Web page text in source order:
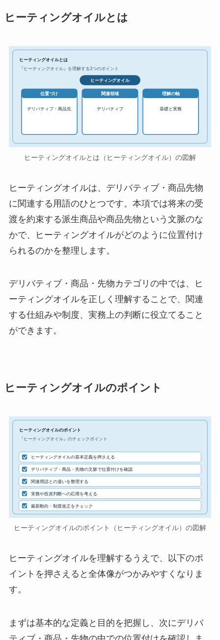
ヒーティングオイルとは
ヒーティングオイルとは
『ヒーティングオイル』を理解する3つのポイント
ヒーティングオイル
位置づけ
デリバティブ・商品先
関連領域
デリバティブ
理解の軸
基礎と実務
ヒーティングオイルとは（ヒーティングオイル）の図解
ヒーティングオイルは、デリバティブ・商品先物
に関連する用語のひとつです。本項では将来の受
渡を約束する派生商品や商品先物という文脈のな
かで、ヒーティングオイルがどのように位置付け
られるのかを整理します。
デリバティブ・商品・先物カテゴリの中では、ヒ
ーティングオイルを正しく理解することで、関連
する仕組みや制度、実務上の判断に役立てること
ができます。
ヒーティングオイルのポイント
ヒーティングオイルのポイント
『ヒーティングオイル』のチェックポイント
ヒーティングオイルの基本定義を押さえる
デリバティブ・商品・先物の文脈で位置付けを確認
関連用語との違いを整理する
実務や投資判断への応用を考える
最新動向・制度改正をチェック
ヒーティングオイルのポイント（ヒーティングオイル）の図解
ヒーティングオイルを理解するうえで、以下のポ
イントを押さえると全体像がつかみやすくなりま
す。
まずは基本的な定義と目的を把握し、次にデリバ